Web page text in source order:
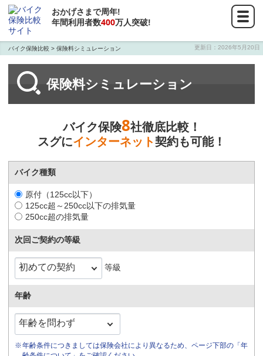
おかげさまで周年!
年間利用者数400万人突破!
バイク保険比較 > 保険料シミュレーション 更新日： 2026年5月20日
保険料シミュレーション
バイク保険8社徹底比較！
スグにインターネット契約も可能！
バイク種類
原付（125cc以下）
125cc超～250cc以下の排気量
250cc超の排気量
次回ご契約の等級
等級
年齢
年齢条件につきましては保険会社により異なるため、ページ下部の「年